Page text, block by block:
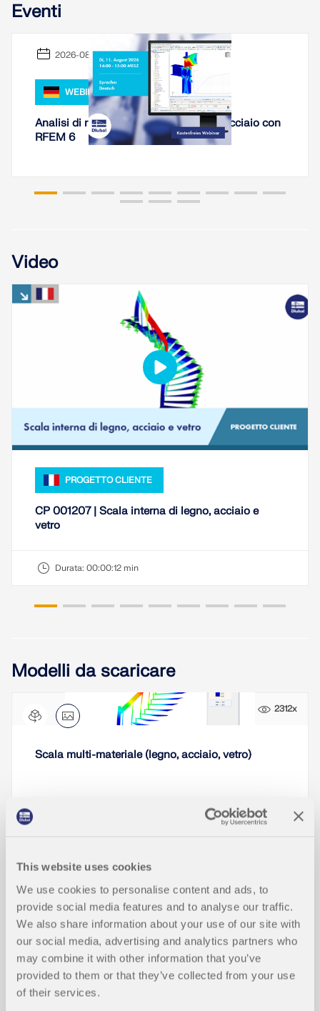
This website uses cookies
We use cookies to personalise content and ads, to
provide social media features and to analyse our traffic.
We also share information about your use of our site with
our social media, advertising and analytics partners who
may combine it with other information that you’ve
provided to them or that they’ve collected from your use
of their services.
Eventi
2026-08-11
WEBINAR
Analisi di rigidezza di collegamenti in acciaio con
RFEM 6
Video
PROGETTO CLIENTE
CP 001207 | Scala interna di legno, acciaio e
vetro
Durata: 00:00:12 min
Modelli da scaricare
2312x
Scala multi-materiale (legno, acciaio, vetro)
Articoli tecnici della Knowledge Base
Ottimizzazione della sezione nello st
ato limite di esercizio
NUOVO